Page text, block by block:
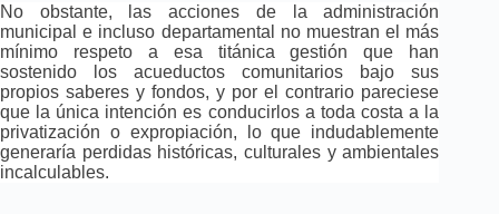
No obstante, las acciones de la administración
municipal e incluso departamental no muestran el más
mínimo respeto a esa titánica gestión que han
sostenido los acueductos comunitarios bajo sus
propios saberes y fondos, y por el contrario pareciese
que la única intención es conducirlos a toda costa a la
privatización o expropiación, lo que indudablemente
generaría perdidas históricas, culturales y ambientales
incalculables.